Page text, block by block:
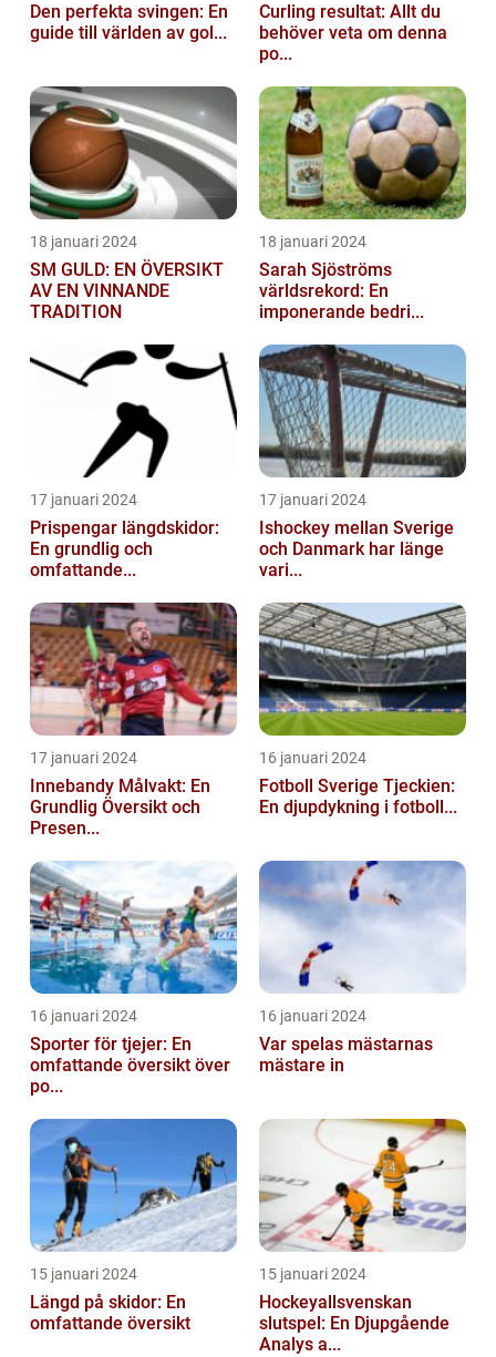
Den perfekta svingen: En
guide till världen av gol...
Curling resultat: Allt du
behöver veta om denna
po...
18 januari 2024
SM GULD: EN ÖVERSIKT
AV EN VINNANDE
TRADITION
18 januari 2024
Sarah Sjöströms
världsrekord: En
imponerande bedri...
17 januari 2024
Prispengar längdskidor:
En grundlig och
omfattande...
17 januari 2024
Ishockey mellan Sverige
och Danmark har länge
vari...
17 januari 2024
Innebandy Målvakt: En
Grundlig Översikt och
Presen...
16 januari 2024
Fotboll Sverige Tjeckien:
En djupdykning i fotboll...
16 januari 2024
Sporter för tjejer: En
omfattande översikt över
po...
16 januari 2024
Var spelas mästarnas
mästare in
15 januari 2024
Längd på skidor: En
omfattande översikt
15 januari 2024
Hockeyallsvenskan
slutspel: En Djupgående
Analys a...